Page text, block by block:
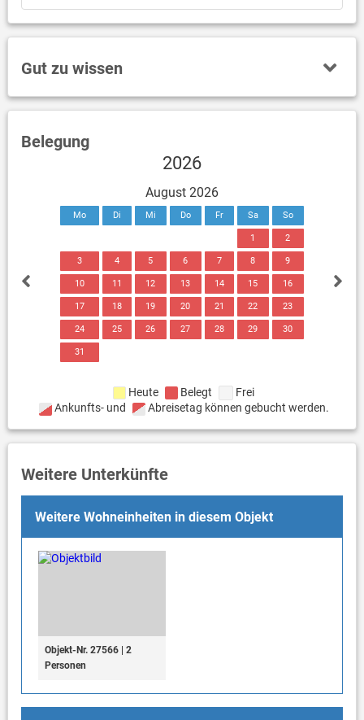
Gut zu wissen
Belegung
2026
August 2026
Mo Di Mi Do Fr Sa So
1 2
3 4 5 6 7 8 9
10 11 12 13 14 15 16
17 18 19 20 21 22 23
24 25 26 27 28 29 30
31
Heute Belegt
Frei
Ankunfts- und
Abreisetag können gebucht werden.
Weitere Unterkünfte
Weitere Wohneinheiten in diesem Objekt
Objekt-Nr. 27566 | 2
Personen